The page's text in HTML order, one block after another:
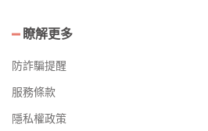
瞭解更多
防詐騙提醒
服務條款
隱私權政策